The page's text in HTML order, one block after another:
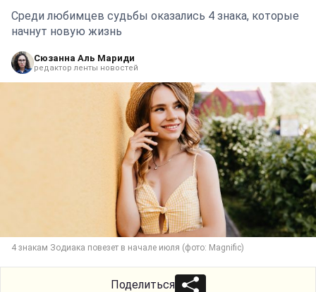
Среди любимцев судьбы оказались 4 знака, которые
начнут новую жизнь
Сюзанна Аль Мариди
редактор ленты новостей
4 знакам Зодиака повезет в начале июля (фото: Magnific)
Поделиться